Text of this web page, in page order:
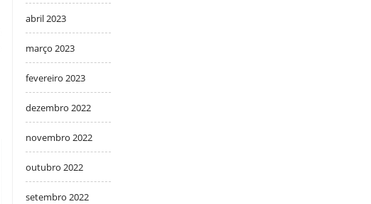
abril 2023
março 2023
fevereiro 2023
dezembro 2022
novembro 2022
outubro 2022
setembro 2022